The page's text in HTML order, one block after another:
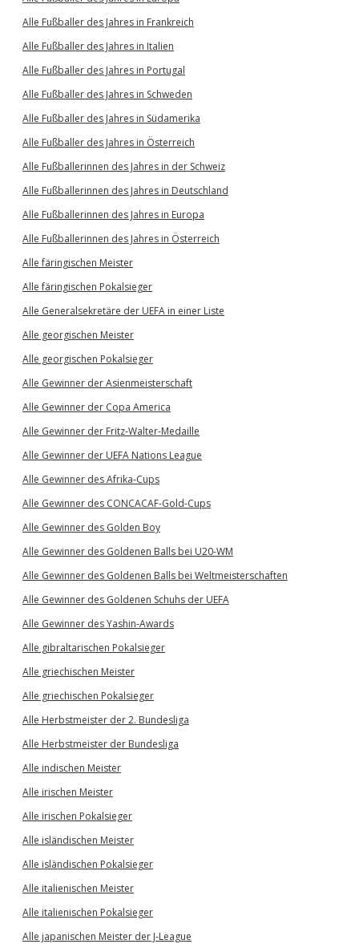
Alle Fußballer des Jahres in Frankreich
Alle Fußballer des Jahres in Italien
Alle Fußballer des Jahres in Portugal
Alle Fußballer des Jahres in Schweden
Alle Fußballer des Jahres in Südamerika
Alle Fußballer des Jahres in Österreich
Alle Fußballerinnen des Jahres in der Schweiz
Alle Fußballerinnen des Jahres in Deutschland
Alle Fußballerinnen des Jahres in Europa
Alle Fußballerinnen des Jahres in Österreich
Alle färingischen Meister
Alle färingischen Pokalsieger
Alle Generalsekretäre der UEFA in einer Liste
Alle georgischen Meister
Alle georgischen Pokalsieger
Alle Gewinner der Asienmeisterschaft
Alle Gewinner der Copa America
Alle Gewinner der Fritz-Walter-Medaille
Alle Gewinner der UEFA Nations League
Alle Gewinner des Afrika-Cups
Alle Gewinner des CONCACAF-Gold-Cups
Alle Gewinner des Golden Boy
Alle Gewinner des Goldenen Balls bei U20-WM
Alle Gewinner des Goldenen Balls bei Weltmeisterschaften
Alle Gewinner des Goldenen Schuhs der UEFA
Alle Gewinner des Yashin-Awards
Alle gibraltarischen Pokalsieger
Alle griechischen Meister
Alle griechischen Pokalsieger
Alle Herbstmeister der 2. Bundesliga
Alle Herbstmeister der Bundesliga
Alle indischen Meister
Alle irischen Meister
Alle irischen Pokalsieger
Alle isländischen Meister
Alle isländischen Pokalsieger
Alle italienischen Meister
Alle italienischen Pokalsieger
Alle japanischen Meister der J-League